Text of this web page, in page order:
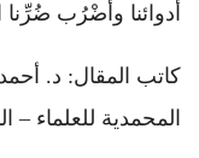
أدوائنا وأَضْرُب
كاتب المقال: د. أحمد
المحمدية للعلماء –